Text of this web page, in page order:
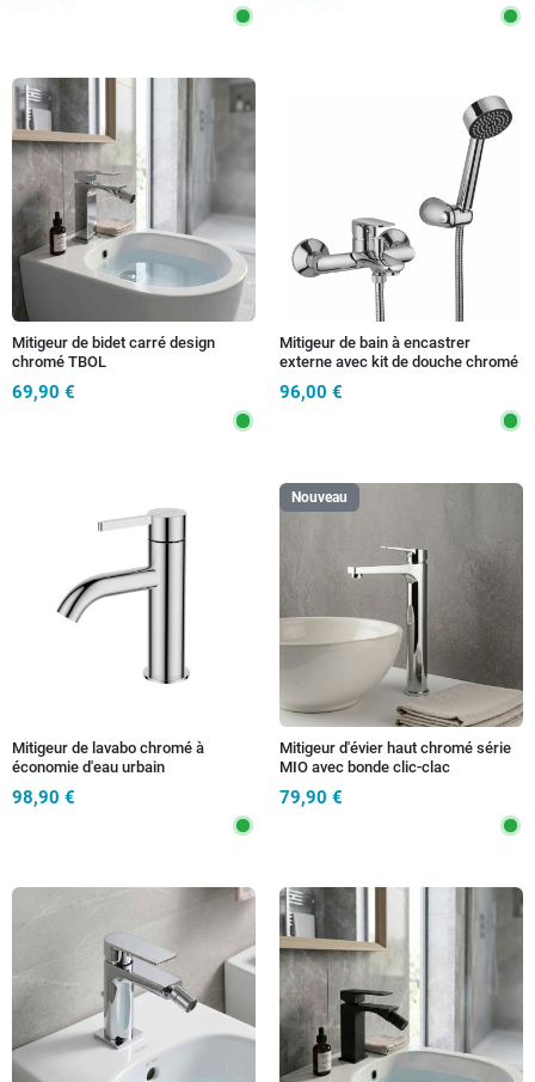
Mitigeur de bidet carré design
chromé TBOL
69,90 €
Mitigeur de bain à encastrer
externe avec kit de douche chromé
96,00 €
Mitigeur de lavabo chromé à
économie d'eau urbain
98,90 €
Nouveau
Mitigeur d'évier haut chromé série
MIO avec bonde clic-clac
79,90 €